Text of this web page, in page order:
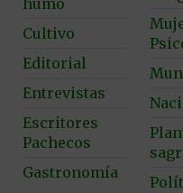
humo
Cultivo
Editorial
Entrevistas
Escritores
Pachecos
Gastronomía